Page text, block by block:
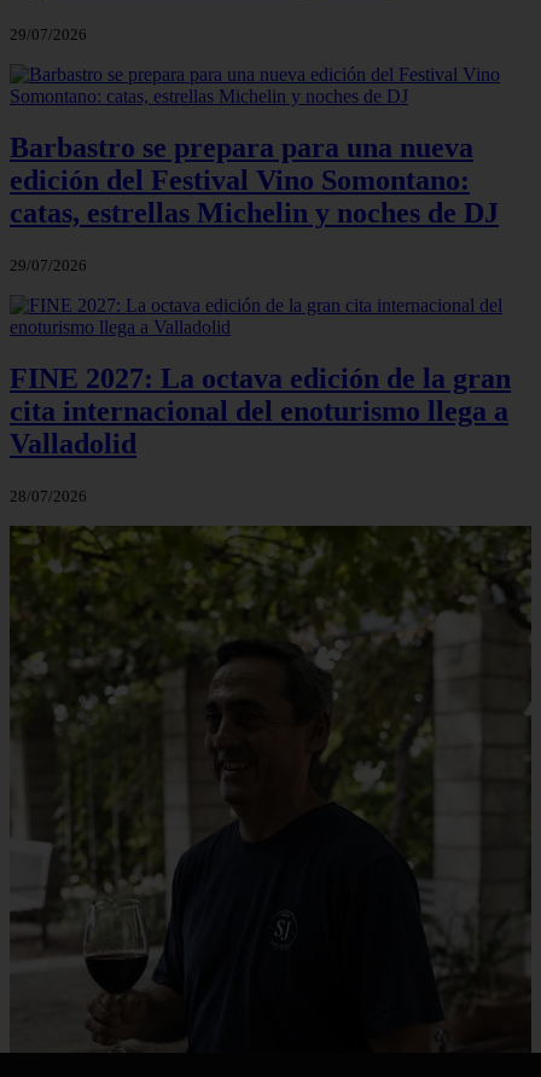
29/07/2026
Barbastro se prepara para una nueva
edición del Festival Vino Somontano:
catas, estrellas Michelin y noches de DJ
29/07/2026
FINE 2027: La octava edición de la gran
cita internacional del enoturismo llega a
Valladolid
28/07/2026